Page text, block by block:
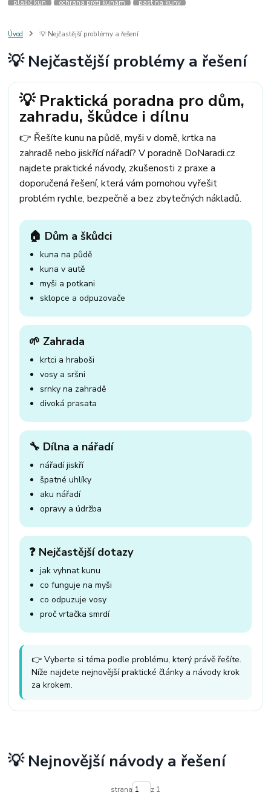
plašič kun
ochrana proti kunám
past na kuny
past na kunu
myši v domě odpuzovač myší
štěnice
štěnice v hotelu jak se zbavit kuny
kuna ve střeše
mravenci a mšice
uhlíky do nářadí
uhlíky do nařadí
uhlíky do vysavače
uhlíky do pračky uhlíky do
uhlíky parkside
uhlíky ferm uhlíky makita
uhlíkové kartáče
kde sehnat uhlíky
kde koupit uhlíky
Úvod 💡 Nejčastější problémy a řešení
💡 Nejčastější problémy a řešení
💡 Praktická poradna pro dům,
zahradu, škůdce i dílnu
👉 Řešíte kunu na půdě, myši v domě, krtka na
zahradě nebo jiskřící nářadí? V poradně DoNaradi.cz
najdete praktické návody, zkušenosti z praxe a
doporučená řešení, která vám pomohou vyřešit
problém rychle, bezpečně a bez zbytečných nákladů.
🏠 Dům a škůdci
kuna na půdě
kuna v autě
myši a potkani
sklopce a odpuzovače
🌱 Zahrada
krtci a hraboši
vosy a sršni
srnky na zahradě
divoká prasata
🔧 Dílna a nářadí
nářadí jiskří
špatné uhlíky
aku nářadí
opravy a údržba
❓ Nejčastější dotazy
jak vyhnat kunu
co funguje na myši
co odpuzuje vosy
proč vrtačka smrdí
👉 Vyberte si téma podle problému, který právě řešíte.
Níže najdete nejnovější praktické články a návody krok
za krokem.
💡 Nejnovější návody a řešení
strana z 1